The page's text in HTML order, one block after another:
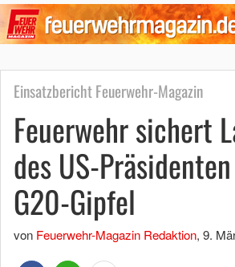
Einsatzbericht Feuerwehr-Magazin
Feuerwehr sichert
des US-
G20-Gipfel
von Feuerwehr-Magazin Redaktion, 9.